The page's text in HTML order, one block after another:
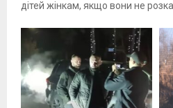
дітей жінкам, якщо вони не